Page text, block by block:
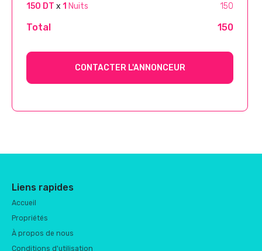
150 DT x 1 Nuits 150
Total 150
CONTACTER L'ANNONCEUR
Liens rapides
Accueil
Propriétés
À propos de nous
Conditions d'utilisation